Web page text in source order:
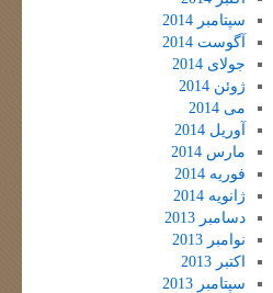
سپتامبر 2014
آگوست 2014
جولای 2014
ژوئن 2014
می 2014
آوریل 2014
مارس 2014
فوریه 2014
ژانویه 2014
دسامبر 2013
نوامبر 2013
اکتبر 2013
سپتامبر 2013